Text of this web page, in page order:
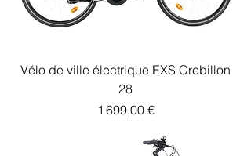
Vélo de ville électrique EXS Crebillon
28
Prix
1 699,00 €